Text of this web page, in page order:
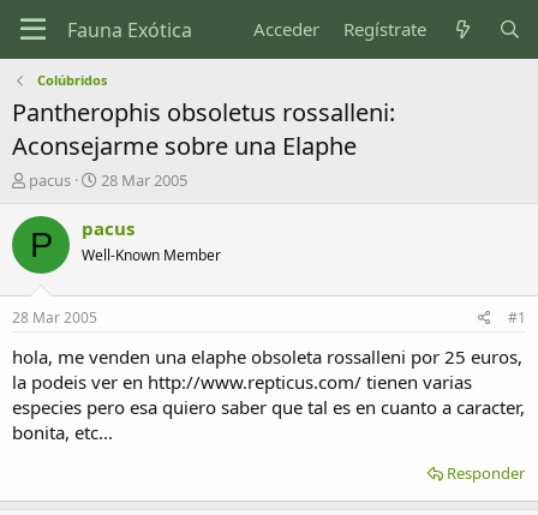
Acceder Regístrate
Colúbridos
Pantherophis obsoletus rossalleni:
Aconsejarme sobre una Elaphe
I
i
i
d
o
r
e
l
t
a
pacus
F
c
h
a
n
c
i
o
28 Mar 2005
P pacus
Well-Known Member
28 Mar 2005 #1
hola, me venden una elaphe obsoleta rossalleni por 25 euros,
la podeis ver en http://www.repticus.com/ tienen varias
especies pero esa quiero saber que tal es en cuanto a caracter,
bonita, etc...
Responder